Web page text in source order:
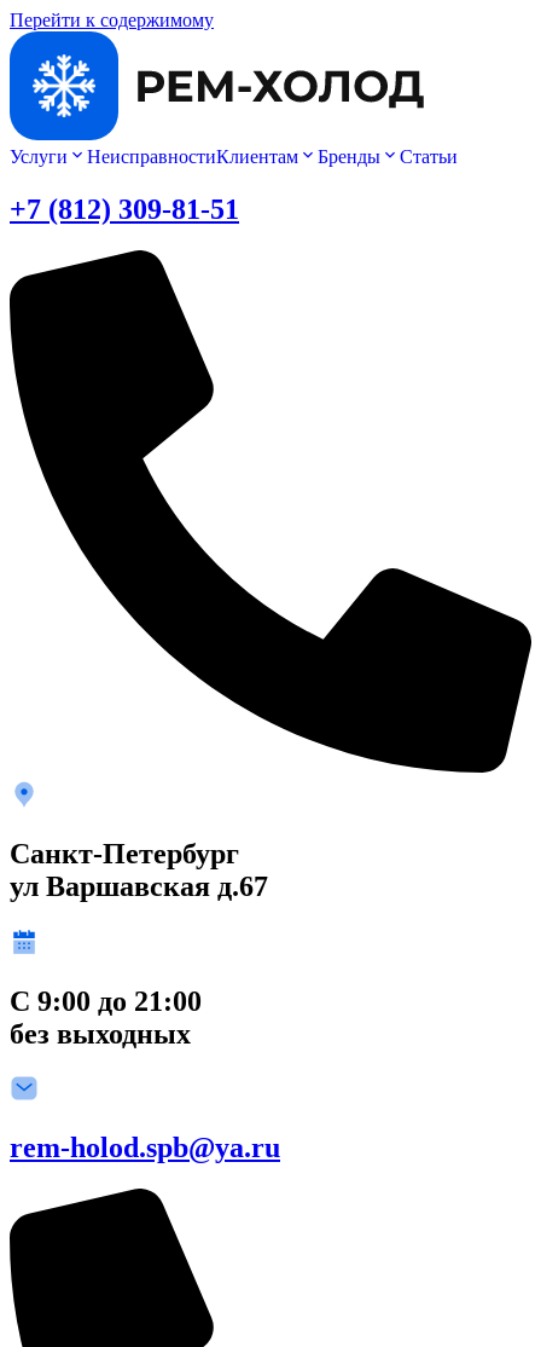
Перейти к содержимому
Услуги НеисправностиКлиентам Бренды Статьи
+7 (812) 309-81-51
Санкт-Петербург
ул Варшавская д.67
С 9:00 до 21:00
без выходных
rem-holod.spb@ya.ru